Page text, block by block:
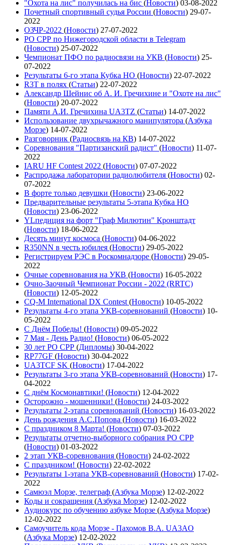
"Охота на лис" получилась на бис (Новости) 03-08-2022
Почетный спортивный судья России (Новости) 29-07-
2022
ОЗЧР-2022 (Новости) 27-07-2022
РО СРР по Нижегородской области в Telegram
(Новости) 25-07-2022
Чемпионат ПФО по радиосвязи на УКВ (Новости) 25-
07-2022
Результаты 6-го этапа Кубка НО (Новости) 22-07-2022
R3T в полях (Статьи) 22-07-2022
Александр Шейнис об А. И. Гречихине и "Охоте на лис"
(Новости) 20-07-2022
Памяти А.И. Гречихина UA3TZ (Статьи) 14-07-2022
Использование двухрычажного манипулятора (Азбука
Морзе) 14-07-2022
Разговорник (Радиосвязь на КВ) 14-07-2022
Соревнования "Партизанский радист" (Новости) 11-07-
2022
IARU HF Contest 2022 (Новости) 07-07-2022
Распродажа лаборатории радиолюбителя (Новости) 02-
07-2022
В форте только девушки (Новости) 23-06-2022
Предварительные результаты 5-этапа Кубка НО
(Новости) 23-06-2022
YLпедиция на форт "Граф Милютин" Кронштадт
(Новости) 18-06-2022
Десять минут космоса (Новости) 04-06-2022
R350NN в честь юбилея (Новости) 29-05-2022
Регистрируем РЭС в Роскомнадзоре (Новости) 29-05-
2022
Очные соревнования на УКВ (Новости) 16-05-2022
Очно-Заочный Чемпионат России - 2022 (RRTC)
(Новости) 12-05-2022
CQ-M International DX Contest (Новости) 10-05-2022
Результаты 4-го этапа УКВ-соревнований (Новости) 10-
05-2022
С Днём Победы! (Новости) 09-05-2022
7 Мая - День Радио! (Новости) 06-05-2022
30 лет РО СРР (Дипломы) 30-04-2022
RP77GF (Новости) 30-04-2022
UA3TCF SK (Новости) 17-04-2022
Результаты 3-го этапа УКВ-соревнований (Новости) 17-
04-2022
С днём Космонавтики! (Новости) 12-04-2022
Осторожно - мошенники! (Новости) 24-03-2022
Результаты 2-этапа соревнований (Новости) 16-03-2022
День рождения А.С.Попова (Новости) 16-03-2022
С праздником 8 Марта! (Новости) 07-03-2022
Результаты отчетно-выборного собрания РО СРР
(Новости) 01-03-2022
2 этап УКВ-соревнования (Новости) 24-02-2022
С праздником! (Новости) 22-02-2022
Результаты 1-этапа УКВ-соревнований (Новости) 17-02-
2022
Самюэл Морзе, телеграф (Азбука Морзе) 12-02-2022
Коды и сокращения (Азбука Морзе) 12-02-2022
Аудиокурс по обучению азбуке Морзе (Азбука Морзе)
12-02-2022
Самоучитель кода Морзе - Пахомов В.А. UA3AO
(Азбука Морзе) 12-02-2022